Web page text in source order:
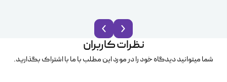
نظرات کاربران
شما میتوانید دیدگاه خود را در مورد این مطلب با ما با اشتراک بگذارید.